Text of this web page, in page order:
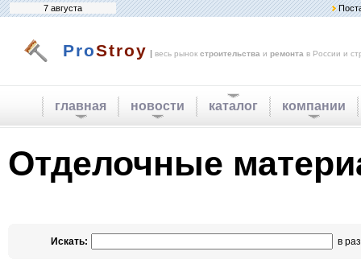
7 августа
ProStroy | весь рынок строительства и ремонта в России и
главная новости каталог компании
Отделочные
Искать: в